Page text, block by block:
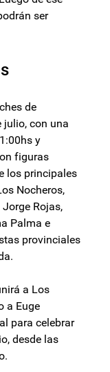
ser
de
julio, con una
y
figuras
los principales
Nocheros,
Jorge Rojas,
Palma e
provinciales
a Los
a Euge
para celebrar
desde las